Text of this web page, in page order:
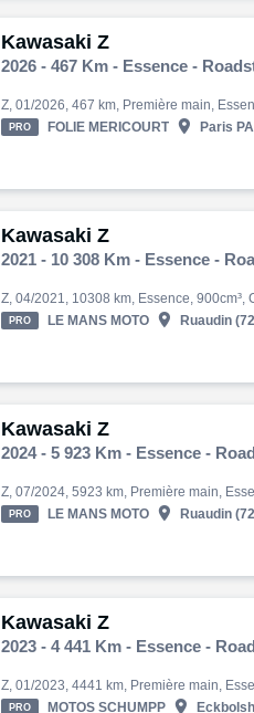
Kawasaki Z
2026 - 467 Km - Essence -
PRO FOLIE MERICOURT  Paris
Kawasaki Z
2021 - 10 308 Km - Essence -
PRO LE MANS MOTO  Ruaudin
Kawasaki Z
2024 - 5 923 Km - Essence -
PRO LE MANS MOTO  Ruaudin
Kawasaki Z
2023 - 4 441 Km - Essence -
PRO MOTOS SCHUMPP 